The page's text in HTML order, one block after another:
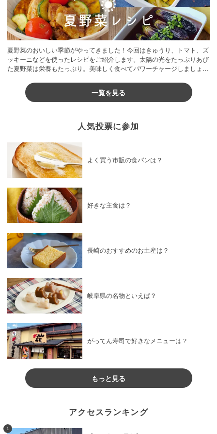
夏野菜のおいしい季節がやってきました！今回はきゅうり、トマト、ズ
ッキーニなどを使ったレシピをご紹介します。太陽の光をたっぷりあび
た夏野菜は栄養もたっぷり。美味しく食べてパワーチャージしましょう
一覧を見る
人気投票に参加
よく買う市販の食パンは？
好きな主食は？
長崎のおすすめのお土産は？
岐阜県の名物といえば？
がってん寿司で好きなメニューは？
もっと見る
アクセスランキング
1